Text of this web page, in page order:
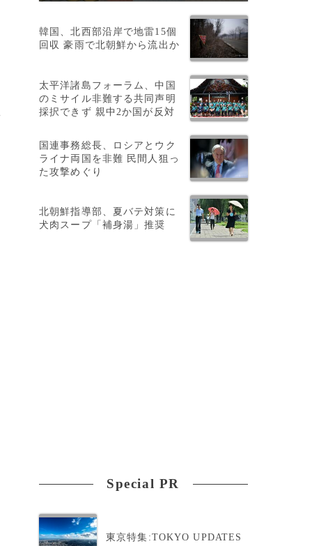
韓国、北西部沿岸で地雷15個
回収 豪雨で北朝鮮から流出か
太平洋諸島フォーラム、中国
のミサイル非難する共同声明
採択できず 親中2か国が反対
国連事務総長、ロシアとウク
ライナ両国を非難 民間人狙っ
た攻撃めぐり
北朝鮮指導部、夏バテ対策に
犬肉スープ「補身湯」推奨
Special PR
東京特集:TOKYO UPDATES